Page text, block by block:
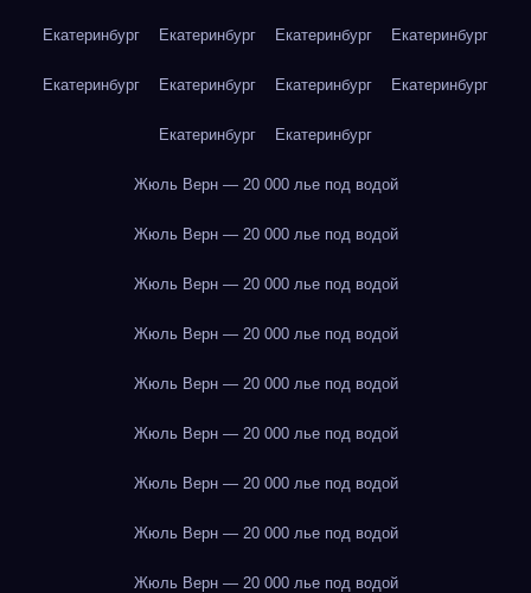
Екатеринбург Екатеринбург Екатеринбург Екатеринбург
Екатеринбург Екатеринбург Екатеринбург Екатеринбург
Екатеринбург Екатеринбург
Жюль Верн — 20 000 лье под водой
Жюль Верн — 20 000 лье под водой
Жюль Верн — 20 000 лье под водой
Жюль Верн — 20 000 лье под водой
Жюль Верн — 20 000 лье под водой
Жюль Верн — 20 000 лье под водой
Жюль Верн — 20 000 лье под водой
Жюль Верн — 20 000 лье под водой
Жюль Верн — 20 000 лье под водой